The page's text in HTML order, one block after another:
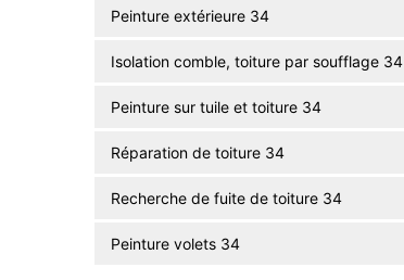
Peinture extérieure 34
Isolation comble, toiture par soufflage 34
Peinture sur tuile et toiture 34
Réparation de toiture 34
Recherche de fuite de toiture 34
Peinture volets 34